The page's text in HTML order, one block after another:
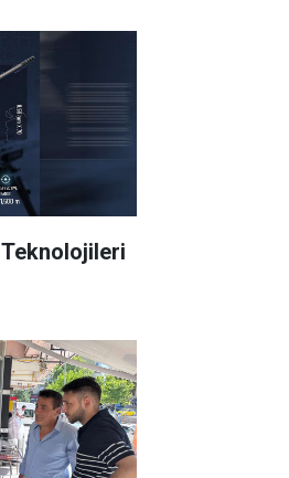
Teknolojileri